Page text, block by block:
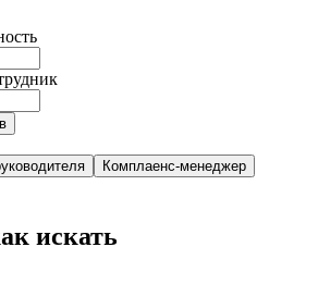
Комплаенс-менеджер
искать